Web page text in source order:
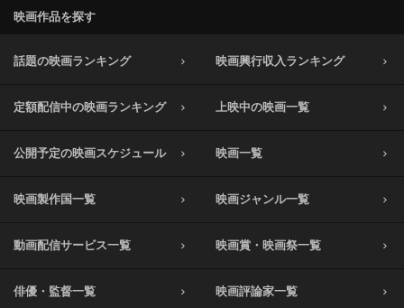
映画作品を探す
話題の映画ランキング 映画興行収入ランキング
定額配信中の映画ランキング 上映中の映画一覧
公開予定の映画スケジュール 映画一覧
映画製作国一覧 映画ジャンル一覧
動画配信サービス一覧 映画賞・映画祭一覧
俳優・監督一覧 映画評論家一覧